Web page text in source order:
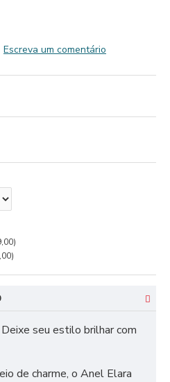
Escreva um comentário
seu estilo brilhar com
de charme, o Anel Elara